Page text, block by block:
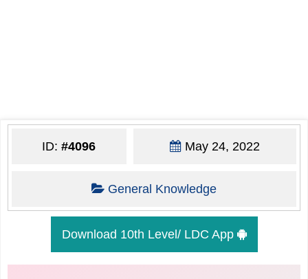
ID:#4096 May 24, 2022
General Knowledge
Download 10th Level/ LDC App